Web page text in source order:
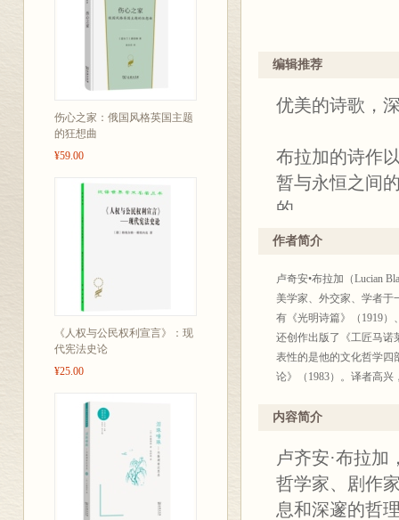
伤心之家：俄国风格英国主题
的狂想曲
¥59.00
《人权与公民权利宣言》：现
代宪法史论
¥25.00
编辑推荐
优美的诗歌，
布拉加的诗作
暂与永恒之间
的。
作者简介
卢奇安•布拉加（Lucian
美学家、外交家、学者于
有《光明诗篇》（1919）
还创作出版了《工匠马诺
表性的是他的文化哲学四
论》（1983）。译者高
内容简介
卢齐安·布拉
哲学家、剧作
息和深邃的哲